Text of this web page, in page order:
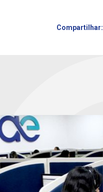
Compartilhar: